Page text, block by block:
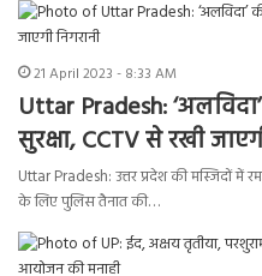
21 April 2023 - 8:33 AM
Uttar Pradesh:
सुरक्षा, CCTV से रखी
Uttar Pradesh: उत्तर प्रदेश की मस्जिदों में
के लिए पुलिस तैनात की…